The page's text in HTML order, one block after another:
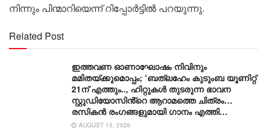
നിന്നും പിന്മാറിയെന്ന് റിപ്പോർട്ടിൽ പറയുന്നു.
Related Post
ഇത്തവണ ഓണാഘോഷം നിവിനും
മമിതയ്ക്കുമൊപ്പം; ‘ബത്‍ലഹേം കുടുംബ യൂണിറ്റ്
21ന് എത്തും.., ഹിറ്റുകൾ തുടരുന്ന ഭാവന
സ്റ്റുഡിയോസിൻ്റെ ആറാമത്തെ ചിത്രം…
രസികൻ രംഗങ്ങളുമായി ഗാനം എത്തി…
AUGUST 10, 2026